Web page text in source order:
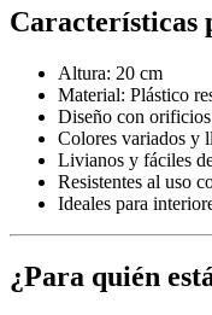
Características
Altura: 20 cm
Material: Plástico
Diseño con
Colores variados y
Livianos y fáciles
Resistentes al uso
Ideales para
¿Para quién